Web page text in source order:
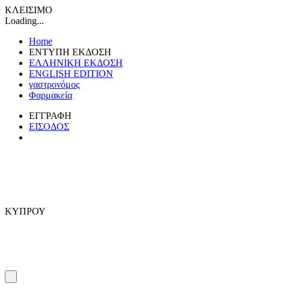
ΚΛΕΙΣΙΜΟ
Loading...
Home
ΕΝΤΥΠΗ ΕΚΔΟΣΗ
ΕΛΛΗΝΙΚΗ ΕΚΔΟΣΗ
ENGLISH EDITION
γαστρονόμος
Φαρμακεία
ΕΓΓΡΑΦΗ
ΕΙΣΟΔΟΣ
ΚΥΠΡΟΥ